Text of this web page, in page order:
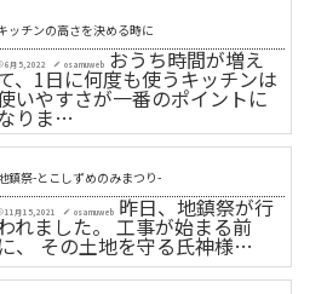
ッチンの高さを決める時に
6月 5, 2022 create osamuweb おうち時間が増え
、1日に何度も使うキッチンは
いやすさが一番のポイントに
りま…
鎮祭-とこしずめのみまつり-
11月 15, 2021 create osamuweb 昨日、地鎮祭が行
れました。 工事が始まる前
に、 その土地を守る氏神様…